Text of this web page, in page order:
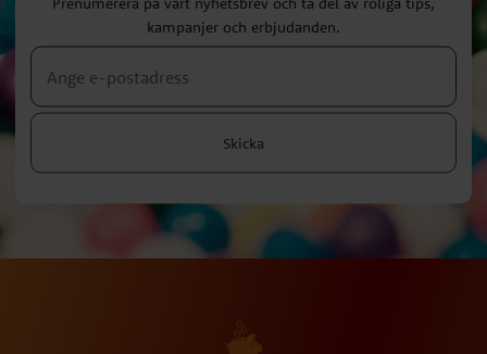
kampanjer och erbjudanden.
Skicka